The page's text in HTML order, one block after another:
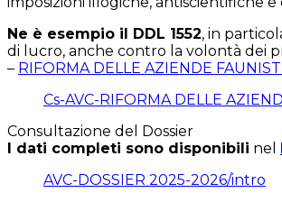
Ne è esempio il DDL 1552, in
di lucro, anche contro la volontà dei
– RIFORMA DELLE AZIENDE
Cs-AVC-RIFORMA DELLE
Consultazione del Dossier
I dati completi sono disponibili nel
AVC-DOSSIER 2025-2026/intro